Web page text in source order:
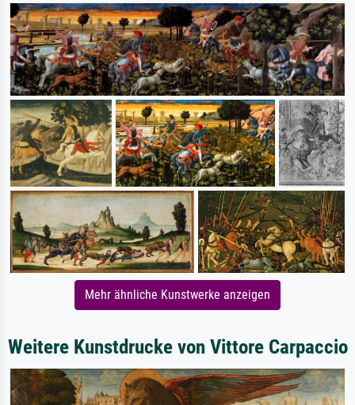
Mehr ähnliche Kunstwerke anzeigen
Weitere Kunstdrucke von Vittore Carpaccio